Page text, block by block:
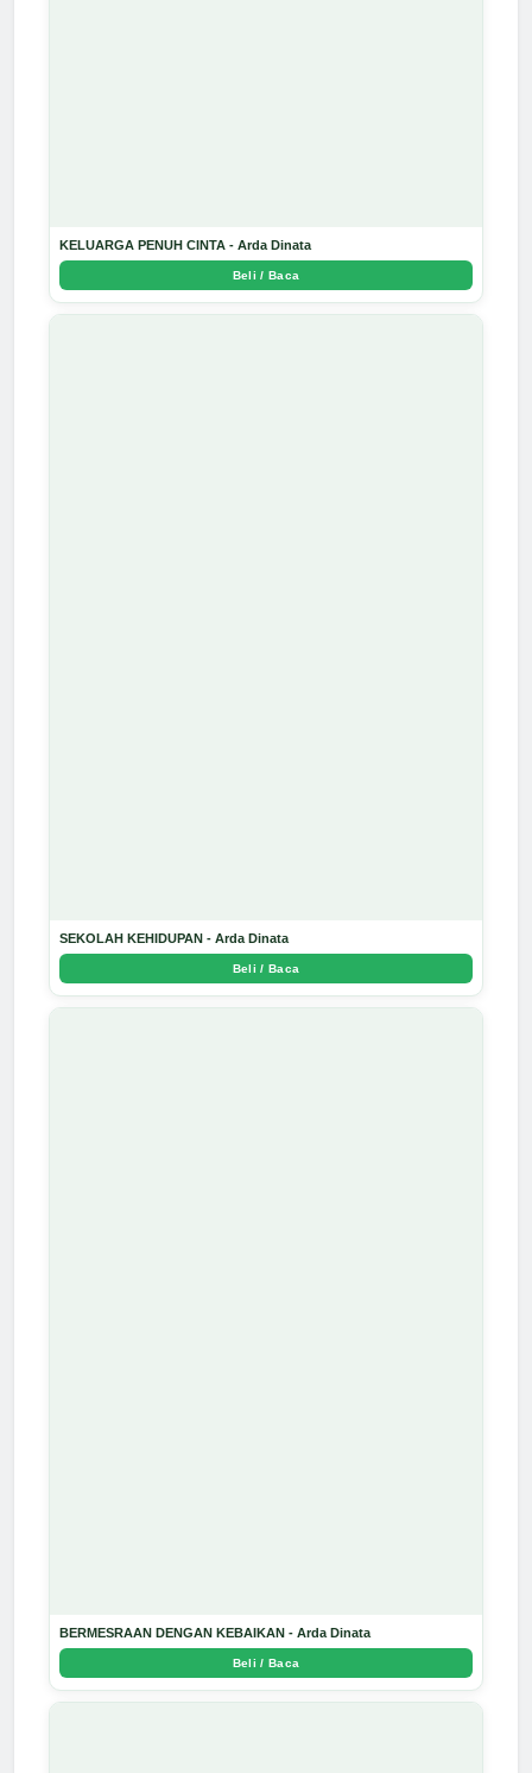
KELUARGA PENUH CINTA - Arda Dinata
Beli / Baca
SEKOLAH KEHIDUPAN - Arda Dinata
Beli / Baca
BERMESRAAN DENGAN KEBAIKAN - Arda Dinata
Beli / Baca